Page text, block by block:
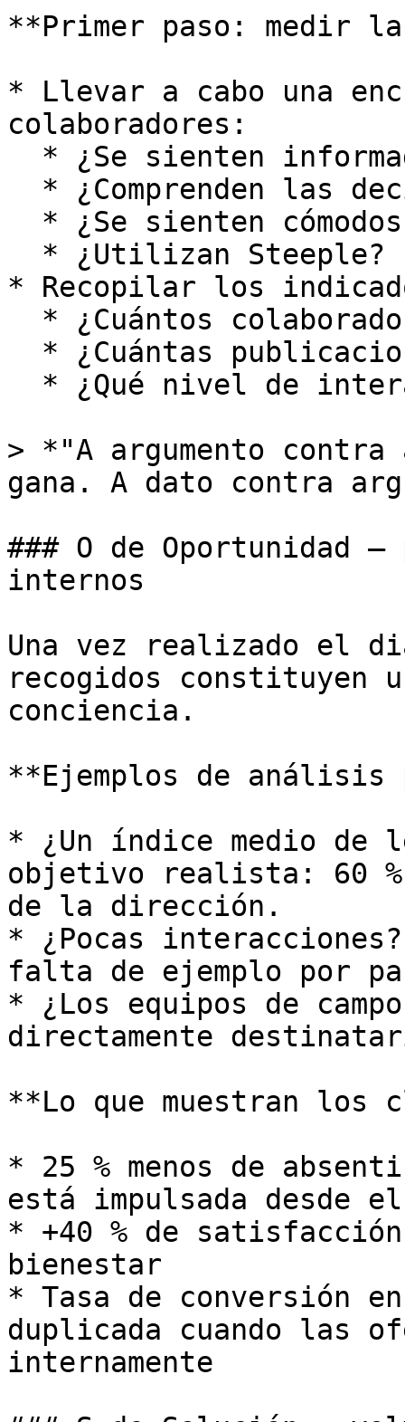
**Primer paso: medir
* Llevar a cabo una
colaboradores:
* Recopilar los
> *"A argumento
gana. A dato contra
### O de Oportunidad
internos
Una vez realizado el
recogidos constituyen
conciencia.
**Ejemplos de
* ¿Un índice medio de
objetivo realista: 60
de la dirección.
* ¿Pocas
falta de ejemplo por
* ¿Los equipos de
directamente
**Lo que muestran los
* 25 % menos de
está impulsada desde
* +40 % de
bienestar
* Tasa de conversión
duplicada cuando las
internamente